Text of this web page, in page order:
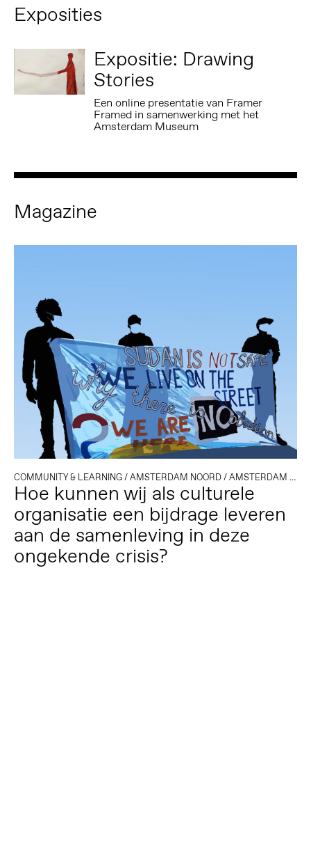
Exposities
Expositie: Drawing
Stories
Een online presentatie van Framer
Framed in samenwerking met het
Amsterdam Museum
Magazine
COMMUNITY & LEARNING/AMSTERDAM NOORD/AMSTERDAM OOST
Hoe kunnen wij als culturele
organisatie een bijdrage leveren
aan de samenleving in deze
ongekende crisis?